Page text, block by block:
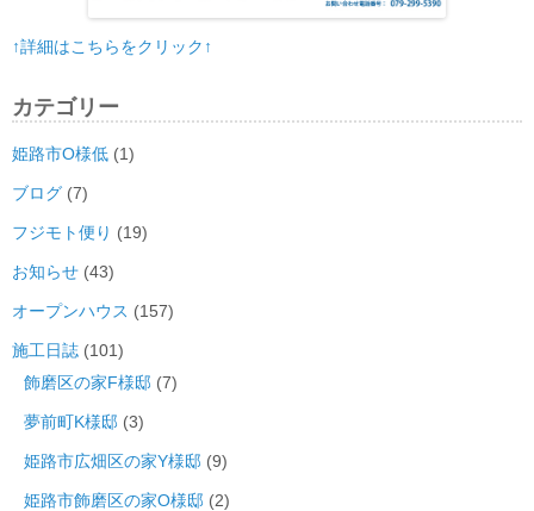
↑詳細はこちらをクリック↑
カテゴリー
姫路市O様低 (1)
ブログ (7)
フジモト便り (19)
お知らせ (43)
オープンハウス (157)
施工日誌 (101)
飾磨区の家F様邸 (7)
夢前町K様邸 (3)
姫路市広畑区の家Y様邸 (9)
姫路市飾磨区の家O様邸 (2)